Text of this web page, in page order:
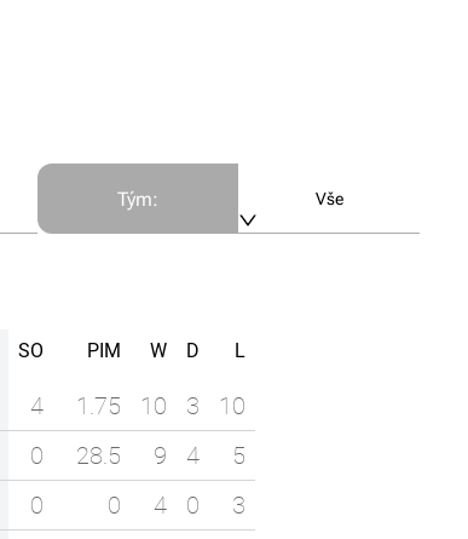
Tým: Vše
SO PIM W D L
4 1.75 10 3
10
0 28.5 9 4
5
0 0 4 0
3